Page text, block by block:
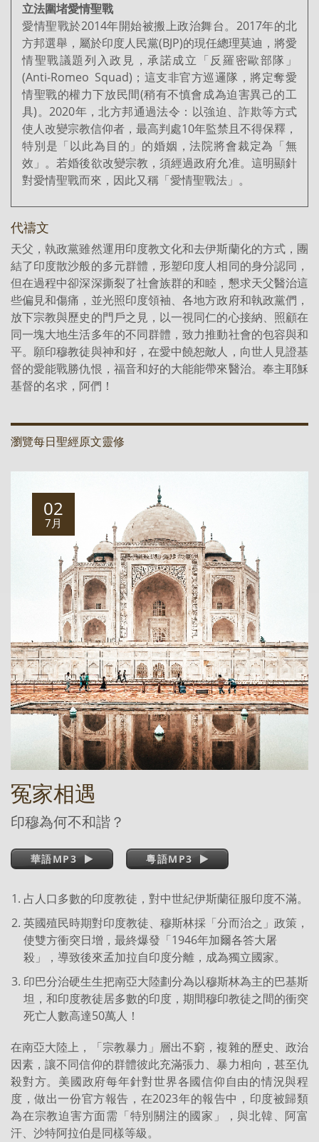
立法圍堵愛情聖戰
愛情聖戰於2014年開始被搬上政治舞台。2017年的北
方邦選舉，屬於印度人民黨(BJP)的現任總理莫迪，將愛
情聖戰議題列入政見，承諾成立「反羅密歐部隊」
(Anti-Romeo Squad)；這支非官方巡邏隊，將定奪愛
情聖戰的權力下放民間(稍有不慎會成為迫害異己的工
具)。2020年，北方邦通過法令：以強迫、詐欺等方式
使人改變宗教信仰者，最高判處10年監禁且不得保釋，
特別是「以此為目的」的婚姻，法院將會裁定為「無
效」。若婚後欲改變宗教，須經過政府允准。這明顯針
對愛情聖戰而來，因此又稱「愛情聖戰法」。
代禱文
天父，執政黨雖然運用印度教文化和去伊斯蘭化的方式，團
結了印度散沙般的多元群體，形塑印度人相同的身分認同，
但在過程中卻深深撕裂了社會族群的和睦，懇求天父醫治這
些偏見和傷痛，並光照印度領袖、各地方政府和執政黨們，
放下宗教與歷史的門戶之見，以一視同仁的心接納、照顧在
同一塊大地生活多年的不同群體，致力推動社會的包容與和
平。願印穆教徒與神和好，在愛中饒恕敵人，向世人見證基
督的愛能戰勝仇恨，福音和好的大能能帶來醫治。奉主耶穌
基督的名求，阿們！
瀏覽每日聖經原文靈修
冤家相遇
印穆為何不和諧？
02
7月
華語MP3 粵語MP3
占人口多數的印度教徒，對中世紀伊斯蘭征服印度不滿。
英國殖民時期對印度教徒、穆斯林採「分而治之」政策，
使雙方衝突日增，最終爆發「1946年加爾各答大屠
殺」，導致後來孟加拉自印度分離，成為獨立國家。
印巴分治硬生生把南亞大陸劃分為以穆斯林為主的巴基斯
坦，和印度教徒居多數的印度，期間穆印教徒之間的衝突
死亡人數高達50萬人！
在南亞大陸上，「宗教暴力」層出不窮，複雜的歷史、政治
因素，讓不同信仰的群體彼此充滿張力、暴力相向，甚至仇
殺對方。美國政府每年針對世界各國信仰自由的情況與程
度，做出一份官方報告，在2023年的報告中，印度被歸類
為在宗教迫害方面需「特別關注的國家」，與北韓、阿富
汗、沙特阿拉伯是同樣等級。